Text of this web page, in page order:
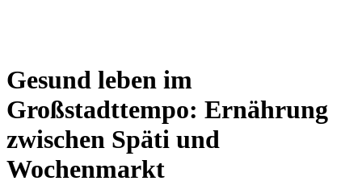
Gesund leben im
Großstadttempo: Ernährung
zwischen Späti und
Wochenmarkt